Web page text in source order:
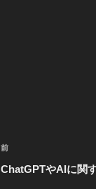
投
稿
前
の
前
ChatGPTやAIに関